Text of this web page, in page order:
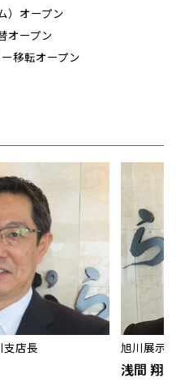
）オープン
オープン
移転オープン
店長 旭川展示
浅間 翔太